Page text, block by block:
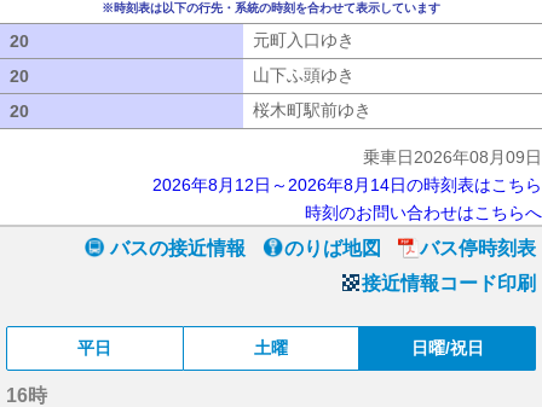
※時刻表は以下の行先・系統の時刻を合わせて表示しています
20 元町入口ゆき
20
山下ふ頭ゆき
20
桜木町駅前ゆき
乗車日2026年08月09日
2026年8月12日～2026年8月14日の時刻表はこちら
時刻のお問い合わせはこちらへ
バスの接近情報 のりば地図
バス停時刻表
接近情報コード印刷
平日 土曜 日曜/祝日
16時